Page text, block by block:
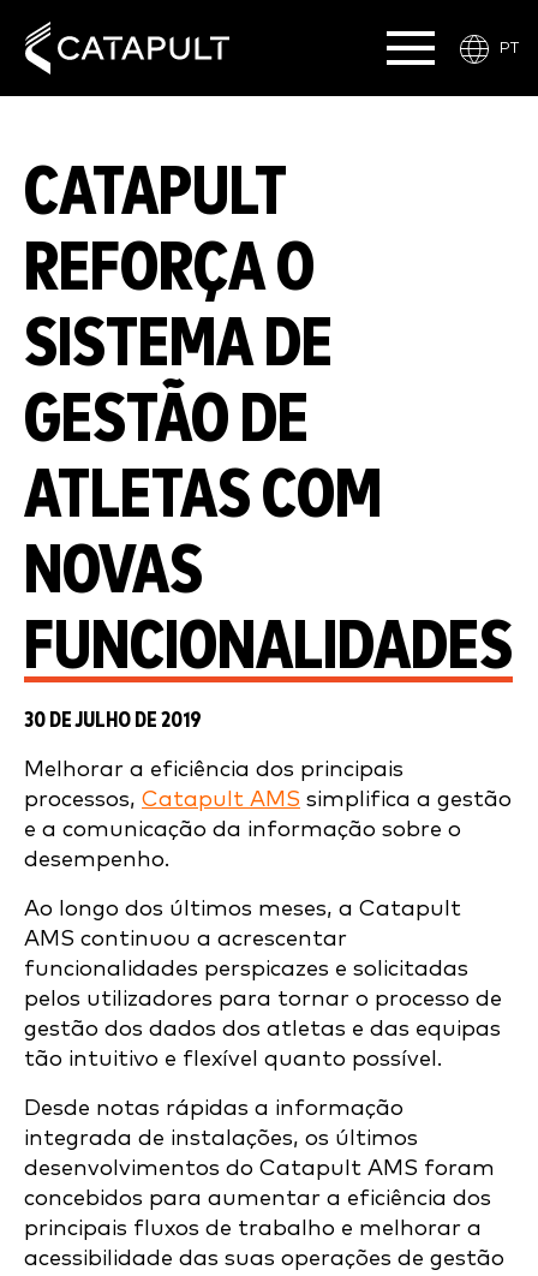
PT
CATAPULT
REFORÇA O
SISTEMA DE
GESTÃO DE
ATLETAS COM
NOVAS
FUNCIONALIDADES
30 DE JULHO DE 2019
Melhorar a eficiência dos principais
processos, Catapult AMS simplifica a gestão
e a comunicação da informação sobre o
desempenho.
Ao longo dos últimos meses, a Catapult
AMS continuou a acrescentar
funcionalidades perspicazes e solicitadas
pelos utilizadores para tornar o processo de
gestão dos dados dos atletas e das equipas
tão intuitivo e flexível quanto possível.
Desde notas rápidas a informação
integrada de instalações, os últimos
desenvolvimentos do Catapult AMS foram
concebidos para aumentar a eficiência dos
principais fluxos de trabalho e melhorar a
acessibilidade das suas operações de gestão